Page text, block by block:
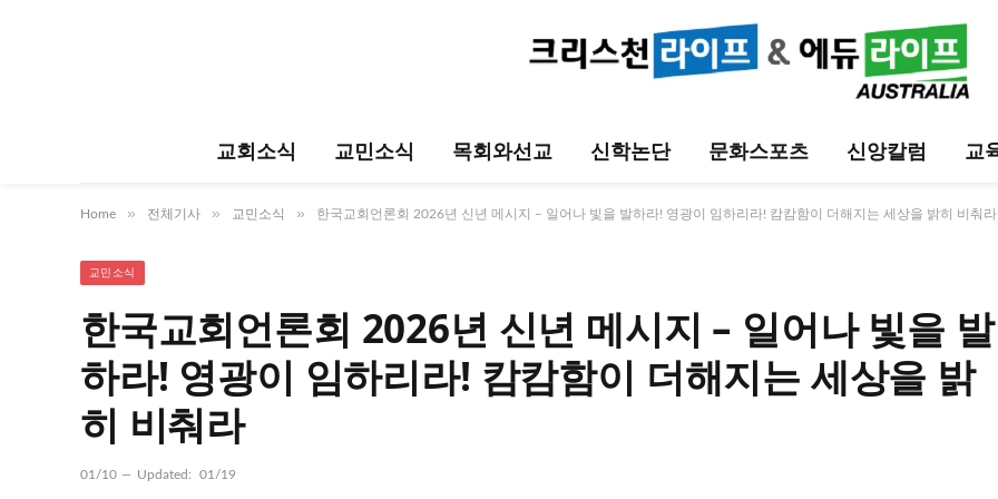
교회소식 교민소식 목회와선교 신학논단 문화스포츠 신앙칼럼 교
Home » 전체기사 » 교민소식 » 한국교회언론회 2026년 신년 메시지 – 일어나 빛을 발하라! 영광이 임하리라! 캄캄함이 더해지는 세상을 밝히 비춰라
교민소식
한국교회언론회 2026년 신년 메시지 – 일어나 빛을 발
하라! 영광이 임하리라! 캄캄함이 더해지는 세상을 밝
히 비춰라
01/10 Updated: 01/19